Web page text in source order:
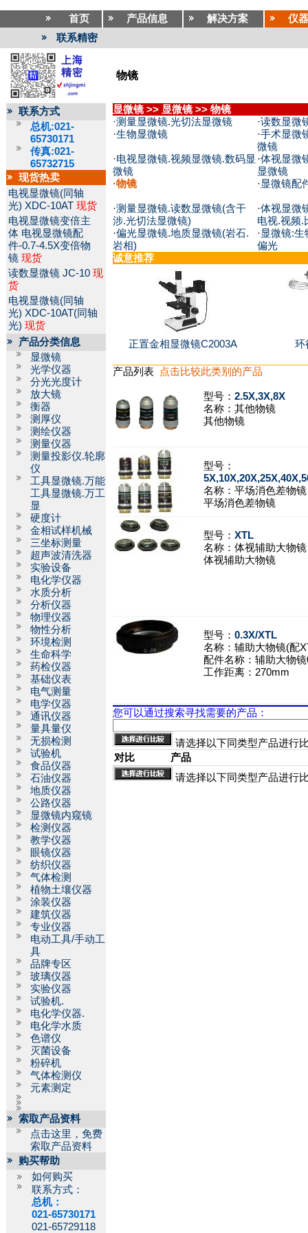
首页 产品信息 解决方案
仪
联系精密
物镜
联系方式
总机:021-
65730171
传真:021-
65732715
现货热卖
电视显微镜(同轴
光) XDC-10AT 现货
电视显微镜变倍主
体 电视显微镜配
件-0.7-4.5X变倍物
镜 现货
读数显微镜 JC-10 现
货
电视显微镜(同轴
光) XDC-10AT(同轴
光) 现货
产品分类信息
显微镜
光学仪器
分光光度计
放大镜
衡器
测厚仪
测绘仪器
测量仪器
测量投影仪.轮廓
仪
工具显微镜.万能
工具显微镜.万工
显
硬度计
金相试样机械
三坐标测量
超声波清洗器
实验设备
电化学仪器
水质分析
分析仪器
物理仪器
物性分析
环境检测
生命科学
药检仪器
基础仪表
电气测量
电学仪器
通讯仪器
量具量仪
无损检测
试验机
食品仪器
石油仪器
地质仪器
公路仪器
显微镜内窥镜
检测仪器
教学仪器
眼镜仪器
纺织仪器
气体检测
植物土壤仪器
涂装仪器
建筑仪器
专业仪器
电动工具/手动工
具
品牌专区
玻璃仪器
实验仪器
试验机.
电化学仪器.
电化学水质
色谱仪
灭菌设备
粉碎机
气体检测仪
元素测定
索取产品资料
点击这里，免费
索取产品资料
购买帮助
如何购买
联系方式：
总机：
021-65730171
021-65729118
显微镜 >> 显微镜 >> 物镜
·测量显微镜.光切法显微镜 ·读数显微
·生物显微镜 ·手术显微
微镜
·电视显微镜.视频显微镜.数码显
微镜
·体视显微
显微镜
·物镜 ·显微镜配
·测量显微镜.读数显微镜(含干
涉.光切法显微镜)
·体视显微
电视.视频.
·偏光显微镜.地质显微镜(岩石.
岩相)
·显微镜:生
偏光
诚意推荐
正置金相显微镜C2003A 环
产品列表 点击比较此类别的产品
型号： 2.5X,3X,8X
名称： 其他物镜
其他物镜
型号：
名称： 平场消色差物镜
平场消色差物镜
型号： XTL
名称： 体视辅助大物镜
体视辅助大物镜
型号： 0.3X/XTL
名称： 辅助大物镜(配
配件名称：辅助大物
工作距离：270mm
您可以通过搜索寻找需要的产品：
请选择以下同类型产品进行
对比
产品
请选择以下同类型产品进行